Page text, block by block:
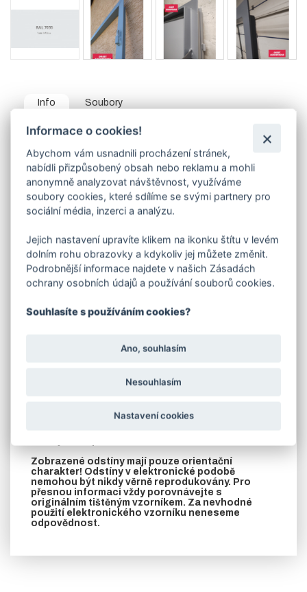
Info Soubory
Zárubně nevedeme skladem - vyrábíme pouze na
zakázku.
Boční a horní část zárubně je vyrobena z L profilu 40 x
40 mm, ve spodní prahové části se většinou používá
pásovina 40/5mm.Součástí zárubně jsou pevně
navařené panty.
Uvedená cena platí pro zárubeň vyrobenou z L profilu,
V objednávací tabulce e-shopu si vyberte
kombinaci parametrů:
šířka(dveří)
typ otevírání zárubně (levá / pravá)
Způsob uchycení :
V záložce soubory ke stažení naleznete
Zobrazené odstíny mají pouze orientační
charakter! Odstíny v elektronické podobě
nemohou být nikdy věrně reprodukovány. Pro
přesnou informaci vždy porovnávejte s
originálním tištěným vzorníkem. Za nevhodné
použití elektronického vzorníku neneseme
odpovědnost.
Informace o cookies!
Abychom vám usnadnili procházení stránek,
nabídli přizpůsobený obsah nebo reklamu a mohli
anonymně analyzovat návštěvnost, využíváme
soubory cookies, které sdílíme se svými partnery pro
sociální média, inzerci a analýzu.
Jejich nastavení upravíte klikem na ikonku štítu v levém
dolním rohu obrazovky a kdykoliv jej můžete změnit.
Podrobnější informace najdete v našich Zásadách
ochrany osobních údajů a používání souborů cookies.
Souhlasíte s používáním cookies?
Ano, souhlasím
Nesouhlasím
Nastavení cookies